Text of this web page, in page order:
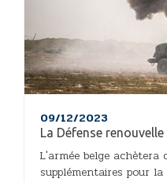
09/12/2023
La Défense
L'armée belge achètera
supplémentaires pour la